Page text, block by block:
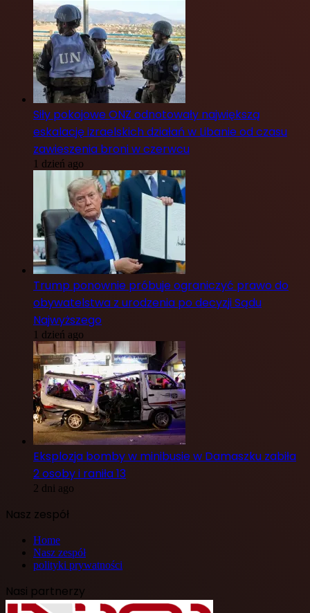
Siły pokojowe ONZ odnotowały największą
eskalację izraelskich działań w Libanie od czasu
zawieszenia broni w czerwcu
1 dzień ago
Trump ponownie próbuje ograniczyć prawo do
obywatelstwa z urodzenia po decyzji Sądu
Najwyższego
1 dzień ago
Eksplozja bomby w minibusie w Damaszku zabiła
2 osoby i raniła 13
2 dni ago
Nasz zespół
Home
Nasz zespół
polityki prywatności
Nasi partnerzy